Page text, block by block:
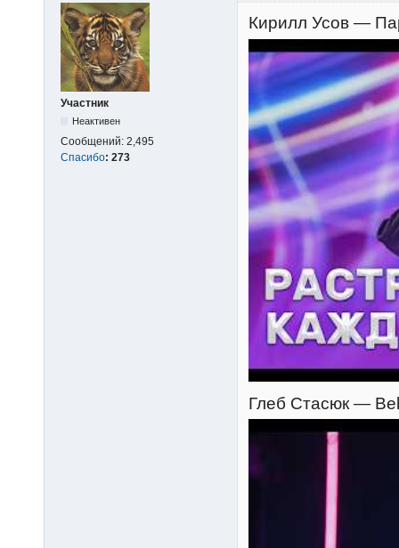
Участник
Неактивен
Сообщений: 2,495
Спасибо: 273
Кирилл Усов —
Глеб Стасюк —